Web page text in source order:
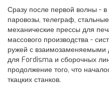
Сразу после первой волны -
паровозы, телеграф,
механические прессы для
массового производства -
ружей с взаимозаменяемыми
для Fordismа и сборочных
продолжение того, что
ткацких станков.